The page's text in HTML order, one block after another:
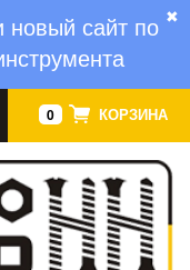
✖
сайт по
0 КОРЗИНА